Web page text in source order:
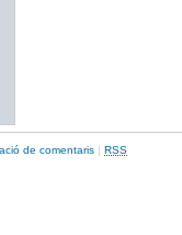
de comentaris | RSS